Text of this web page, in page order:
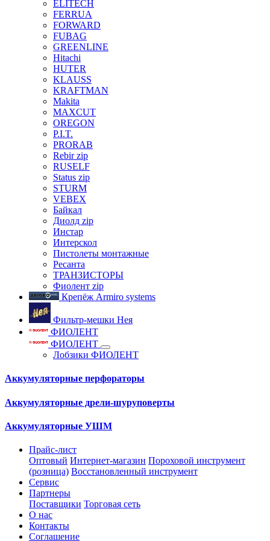
ELITECH
FERRUA
FORWARD
FUBAG
GREENLINE
Hitachi
HUTER
KLAUSS
KRAFTMAN
Makita
MAXCUT
OREGON
P.I.T.
PRORAB
Rebir zip
RUSELF
Status zip
STURM
VEBEX
Байкал
Диолд zip
Инстар
Интерскол
Пистолеты монтажные
Ресанта
ТРАНЗИСТОРЫ
Фиолент zip
Крепёж Armiro systems
Фильтр-мешки Нея
ФИОЛЕНТ
ФИОЛЕНТ
Лобзики ФИОЛЕНТ
Аккумуляторные перфораторы
Аккумуляторные дрели-шуруповерты
Аккумуляторные УШМ
Прайс-лист
Оптовый Интернет-магазин Пороховой инструмент
(розница) Восстановленный инструмент
Сервис
Партнеры
Поставщики Торговая сеть
О нас
Контакты
Соглашение